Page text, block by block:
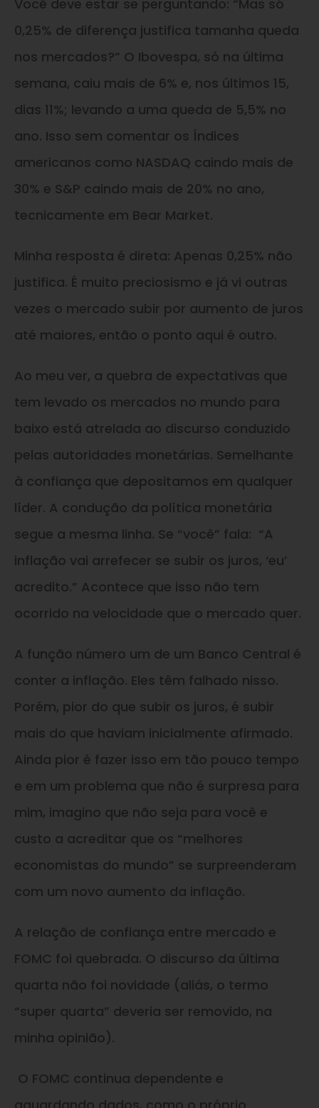
Você deve estar se perguntando: “Mas só
0,25% de diferença justifica tamanha queda
nos mercados?” O Ibovespa, só na última
semana, caiu mais de 6% e, nos últimos 15,
dias 11%; levando a uma queda de 5,5% no
ano. Isso sem comentar os Índices
americanos como NASDAQ caindo mais de
30% e S&P caindo mais de 20% no ano,
tecnicamente em Bear Market.
Minha resposta é direta: Apenas 0,25% não
justifica. É muito preciosismo e já vi outras
vezes o mercado subir por aumento de juros
até maiores, então o ponto aqui é outro.
Ao meu ver, a quebra de expectativas que
tem levado os mercados no mundo para
baixo está atrelada ao discurso conduzido
pelas autoridades monetárias. Semelhante
à confiança que depositamos em qualquer
líder. A condução da política monetária
segue a mesma linha. Se “você” fala: “A
inflação vai arrefecer se subir os juros, ‘eu’
acredito.” Acontece que isso não tem
ocorrido na velocidade que o mercado quer.
A função número um de um Banco Central é
conter a inflação. Eles têm falhado nisso.
Porém, pior do que subir os juros, é subir
mais do que haviam inicialmente afirmado.
Ainda pior é fazer isso em tão pouco tempo
e em um problema que não é surpresa para
mim, imagino que não seja para você e
custo a acreditar que os “melhores
economistas do mundo” se surpreenderam
com um novo aumento da inflação.
A relação de confiança entre mercado e
FOMC foi quebrada. O discurso da última
quarta não foi novidade (aliás, o termo
“super quarta” deveria ser removido, na
minha opinião).
O FOMC continua dependente e